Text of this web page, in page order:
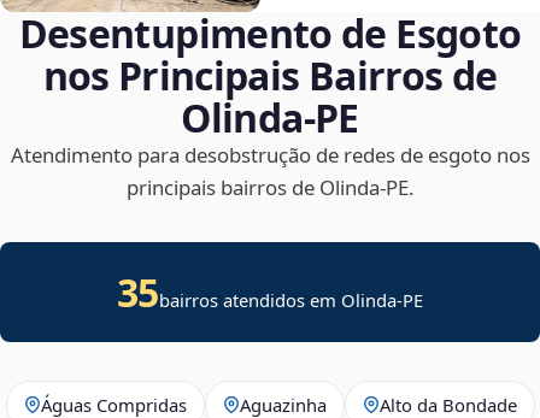
Desentupimento de Esgoto
nos Principais Bairros de
Olinda‑PE
Atendimento para desobstrução de redes de esgoto nos
principais bairros de Olinda‑PE.
35bairros atendidos em Olinda-PE
Águas Compridas Aguazinha Alto da Bondade